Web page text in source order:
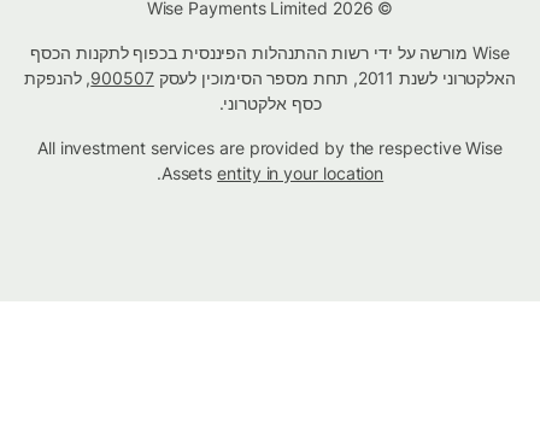
Wise מורשה על ידי רשות ההתנהלות הפיננסית בכפוף לתקנות הכסף
האלקטרוני לשנת 2011, תחת מספר הסימוכין לעסק
900507, להנפקת
כסף אלקטרוני.
All investment services are provided by the respective Wise
Assetsentity in your location
.